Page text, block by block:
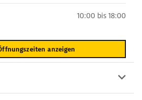
10:00 bis 18:00
anzeigen